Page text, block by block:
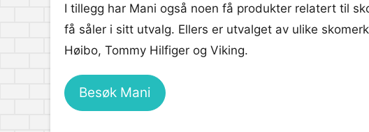
I tillegg har Mani også noen få produkter relatert til
få såler i sitt utvalg. Ellers er utvalget av ulike
Høibo, Tommy Hilfiger og Viking.
Besøk Mani